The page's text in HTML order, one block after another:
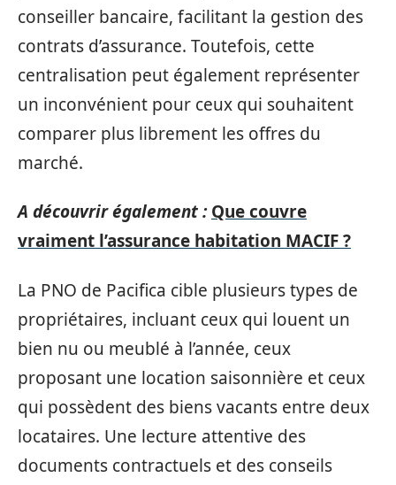
conseiller bancaire, facilitant la gestion des
contrats d’assurance. Toutefois, cette
centralisation peut également représenter
un inconvénient pour ceux qui souhaitent
comparer plus librement les offres du
marché.
A découvrir également : Que couvre
vraiment l’assurance habitation MACIF ?
La PNO de Pacifica cible plusieurs types de
propriétaires, incluant ceux qui louent un
bien nu ou meublé à l’année, ceux
proposant une location saisonnière et ceux
qui possèdent des biens vacants entre deux
locataires. Une lecture attentive des
documents contractuels et des conseils